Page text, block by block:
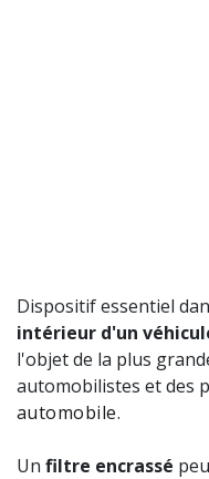
Dispositif essentiel
intérieur d'un
l'objet de la plus
automobilistes et des
automobile.
Un filtre encrassé